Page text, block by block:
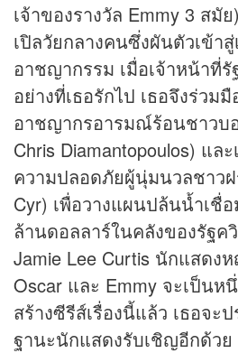
เจ้าของรางวัล Emmy 3 สมั
เปิลวัยกลางคนซึ่งผันตัวเข้าสู่
อาชญากรรม เมื่อเจ้าหน้าที่
อย่างที่เธอรักไป เธอจึงร่วม
อาชญากรอารมณ์ร้อนชาวบ
Chris Diamantopoulos) แล
ความปลอดภัยผู้นุ่มนวลชาวฝ
Cyr) เพื่อวางแผนปล้นน้ำเชื่
ล้านดอลลาร์ในคลังของรัฐค
Jamie Lee Curtis นักแสดง
Oscar และ Emmy จะเป็นห
สร้างซีรีส์เรื่องนี้แล้ว เธอจะ
ฐานะนักแสดงรับเชิญอีกด้วย